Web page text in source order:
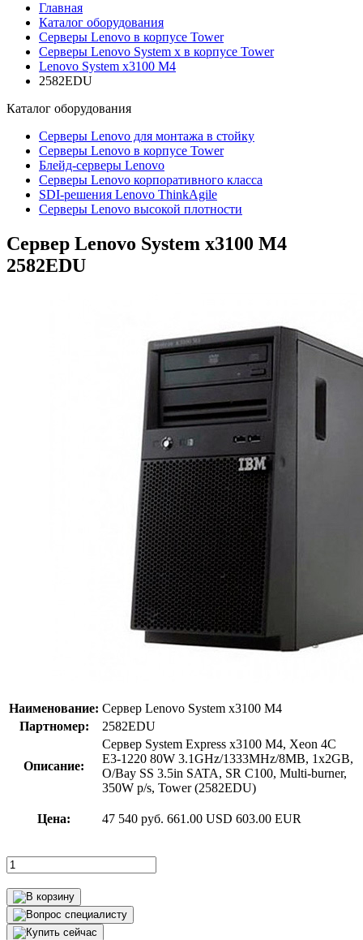
Главная
Каталог оборудования
Серверы Lenovo в корпусе Tower
Серверы Lenovo System x в корпусе Tower
Lenovo System x3100 M4
2582EDU
Каталог оборудования
Серверы Lenovo для монтажа в стойку
Серверы Lenovo в корпусе Tower
Блейд-серверы Lenovo
Cерверы Lenovo корпоративного класса
SDI-решения Lenovo ThinkAgile
Серверы Lenovo высокой плотности
Сервер Lenovo System x3100 M4
2582EDU
Наименование: Сервер Lenovo System x3100 M4
Партномер:
2582EDU
Описание:
Сервер System Express x3100 M4, Xeon 4C
E3-1220 80W 3.1GHz/1333MHz/8MB, 1x2GB,
O/Bay SS 3.5in SATA, SR C100, Multi-burner,
350W p/s, Tower (2582EDU)
Цена: 47 540 руб. 661.00 USD 603.00 EUR